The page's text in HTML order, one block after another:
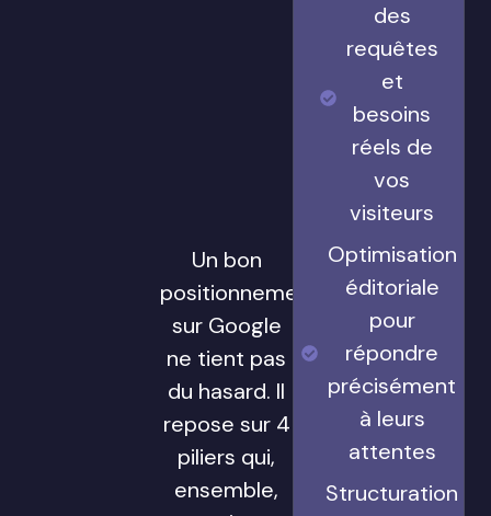
Un bon
positionnement
sur Google
ne tient pas
du hasard. Il
repose sur 4
piliers qui,
ensemble,
des
requêtes
et
besoins
réels de
vos
visiteurs
Optimisation
éditoriale
pour
répondre
précisément
à leurs
attentes
Structuration